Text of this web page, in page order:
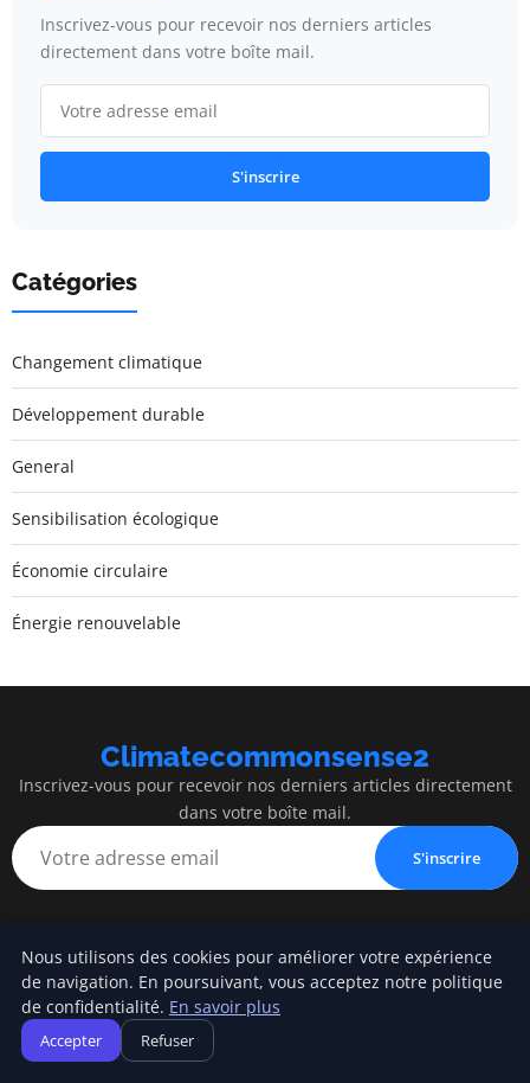
Inscrivez-vous pour recevoir nos derniers articles
directement dans votre boîte mail.
S'inscrire
Catégories
Changement climatique
Développement durable
General
Sensibilisation écologique
Économie circulaire
Énergie renouvelable
Climatecommonsense2
Inscrivez-vous pour recevoir nos derniers articles directement
dans votre boîte mail.
S'inscrire
Climatecommonsense2
Construire un monde plus durable, avec bon sens
Nous utilisons des cookies pour améliorer votre expérience
de navigation. En poursuivant, vous acceptez notre politique
de confidentialité. En savoir plus
Accepter Refuser